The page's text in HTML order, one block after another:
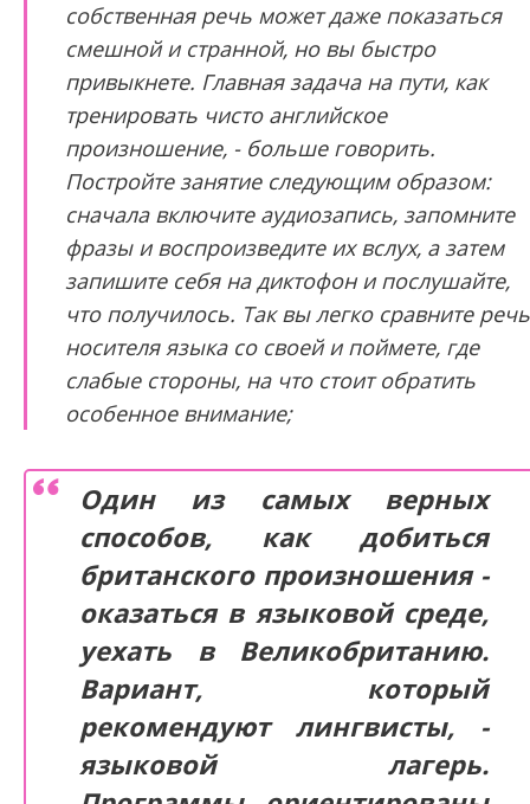
собственная речь может даже показаться
смешной и странной, но вы быстро
привыкнете. Главная задача на пути, как
тренировать чисто английское
произношение, - больше говорить.
Постройте занятие следующим образом:
сначала включите аудиозапись, запомните
фразы и воспроизведите их вслух, а затем
запишите себя на диктофон и послушайте,
что получилось. Так вы легко сравните речь
носителя языка со своей и поймете, где
слабые стороны, на что стоит обратить
особенное внимание;
Один из самых верных
способов, как добиться
британского произношения -
оказаться в языковой среде,
уехать в Великобританию.
Вариант, который
рекомендуют лингвисты, -
языковой лагерь.